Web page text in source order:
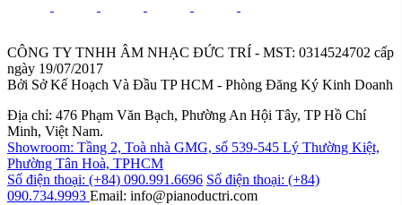
CÔNG TY TNHH ÂM NHẠC ĐỨC TRÍ - MST: 0314524702 cấp
ngày 19/07/2017
Bởi Sở Kế Hoạch Và Đầu TP HCM - Phòng Đăng Ký Kinh Doanh
Địa chỉ: 476 Phạm Văn Bạch, Phường An Hội Tây, TP Hồ Chí
Minh, Việt Nam.
Showroom: Tầng 2, Toà nhà GMG, số 539-545 Lý Thường Kiệt,
Phường Tân Hoà, TPHCM
Số điện thoại: (+84) 090.991.6696 Số điện thoại: (+84)
090.734.9993 Email: info@pianoductri.com